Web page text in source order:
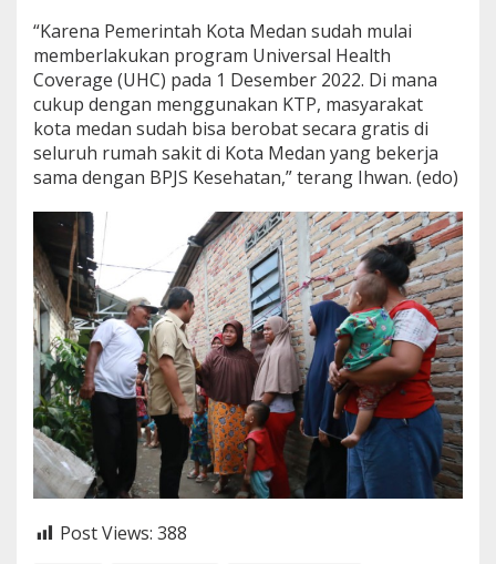
“Karena Pemerintah Kota Medan sudah mulai
memberlakukan program Universal Health
Coverage (UHC) pada 1 Desember 2022. Di mana
cukup dengan menggunakan KTP, masyarakat
kota medan sudah bisa berobat secara gratis di
seluruh rumah sakit di Kota Medan yang bekerja
sama dengan BPJS Kesehatan,” terang Ihwan. (edo)
Post Views: 388